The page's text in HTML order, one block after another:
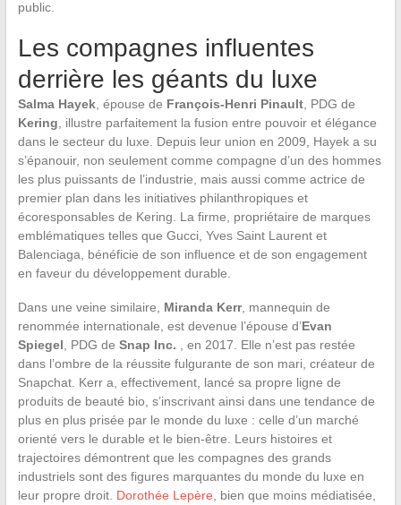
public.
Les compagnes influentes
derrière les géants du luxe
Salma Hayek, épouse de François-Henri Pinault, PDG de
Kering , illustre parfaitement la fusion entre pouvoir et élégance
dans le secteur du luxe. Depuis leur union en 2009, Hayek a su
s’épanouir, non seulement comme compagne d’un des hommes
les plus puissants de l’industrie, mais aussi comme actrice de
premier plan dans les initiatives philanthropiques et
écoresponsables de Kering. La firme, propriétaire de marques
emblématiques telles que Gucci, Yves Saint Laurent et
Balenciaga, bénéficie de son influence et de son engagement
en faveur du développement durable.
Dans une veine similaire, Miranda Kerr, mannequin de
renommée internationale, est devenue l’épouse d’Evan
Spiegel , PDG de Snap Inc.
, en 2017. Elle n’est pas restée
dans l’ombre de la réussite fulgurante de son mari, créateur de
Snapchat. Kerr a, effectivement, lancé sa propre ligne de
produits de beauté bio, s’inscrivant ainsi dans une tendance de
plus en plus prisée par le monde du luxe : celle d’un marché
orienté vers le durable et le bien-être. Leurs histoires et
trajectoires démontrent que les compagnes des grands
industriels sont des figures marquantes du monde du luxe en
leur propre droit. Dorothée Lepère , bien que moins médiatisée,